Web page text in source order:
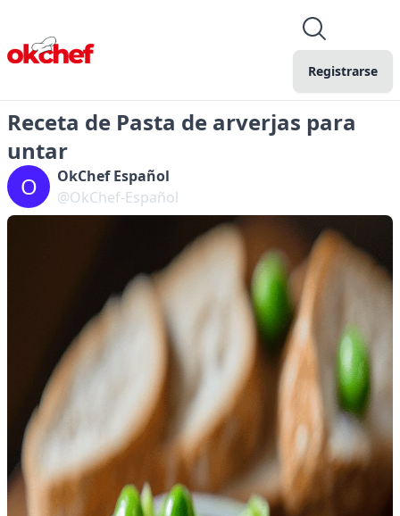
Registrarse
Receta de Pasta de arverjas para
untar
O
OkChef Español
@OkChef-Español